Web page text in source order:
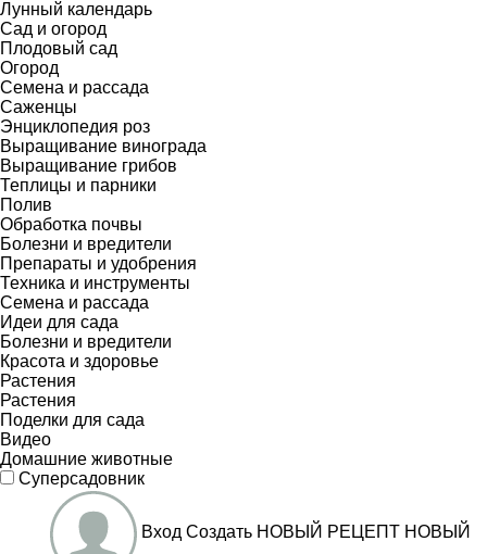
Лунный календарь
Сад и огород
Плодовый сад
Огород
Семена и рассада
Саженцы
Энциклопедия роз
Выращивание винограда
Выращивание грибов
Теплицы и парники
Полив
Обработка почвы
Болезни и вредители
Препараты и удобрения
Техника и инструменты
Семена и рассада
Идеи для сада
Болезни и вредители
Красота и здоровье
Растения
Растения
Поделки для сада
Видео
Домашние животные
Суперсадовник
Вход Создать НОВЫЙ РЕЦЕПТ НОВЫЙ